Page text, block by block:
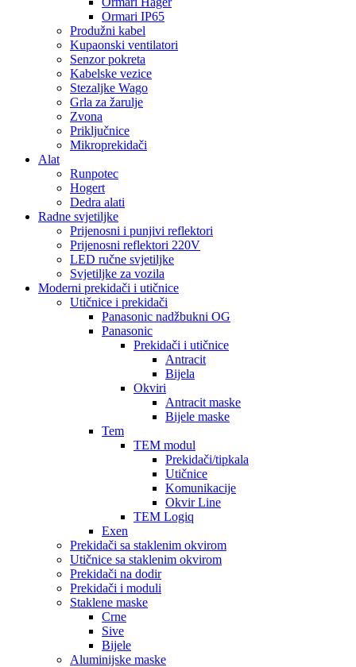
Ormari IP65
Produžni kabel
Kupaonski ventilatori
Senzor pokreta
Kabelske vezice
Stezaljke Wago
Grla za žarulje
Zvona
Priključnice
Mikroprekidači
Alat
Runpotec
Hogert
Dedra alati
Radne svjetiljke
Prijenosni i punjivi reflektori
Prijenosni reflektori 220V
LED ručne svjetiljke
Svjetiljke za vozila
Moderni prekidači i utičnice
Utičnice i prekidači
Panasonic nadžbukni OG
Panasonic
Prekidači i utičnice
Antracit
Bijela
Okviri
Antracit maske
Bijele maske
Tem
TEM modul
Prekidači/tipkala
Utičnice
Komunikacije
Okvir Line
TEM Logiq
Exen
Prekidači sa staklenim okvirom
Utičnice sa staklenim okvirom
Prekidači na dodir
Prekidači i moduli
Staklene maske
Crne
Sive
Bijele
Aluminijske maske